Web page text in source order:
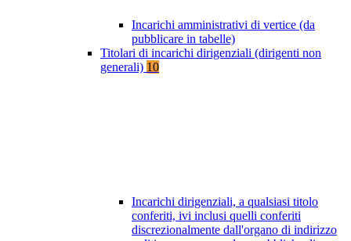
Incarichi amministrativi di vertice (da
pubblicare in tabelle)
Titolari di incarichi dirigenziali (dirigenti non
generali) 10
Incarichi dirigenziali, a qualsiasi titolo
conferiti, ivi inclusi quelli conferiti
discrezionalmente dall'organo di indirizzo